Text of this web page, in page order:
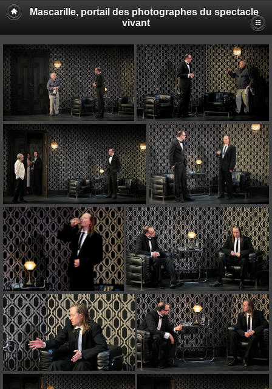
Mascarille, portail des photographes du spectacle
vivant